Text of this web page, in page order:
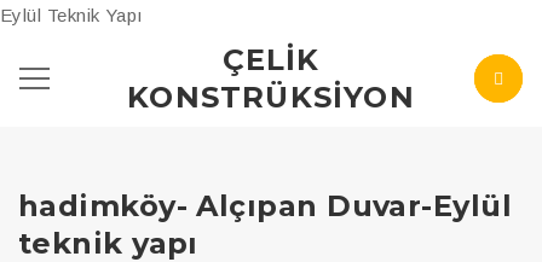
Eylül Teknik Yapı
ÇELIK
KONSTRÜKSIYON
hadimköy- Alçıpan Duvar-Eylül
teknik yapı